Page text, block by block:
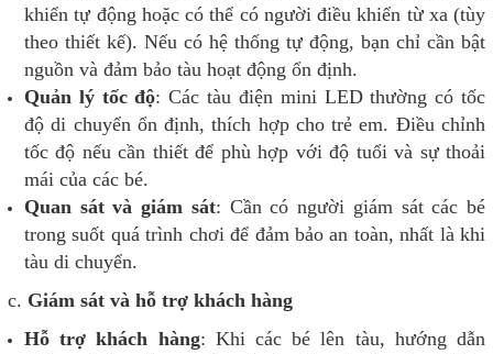
khiển tự động hoặc có thể có người điều khiển từ xa (tùy
theo thiết kế). Nếu có hệ thống tự động, bạn chỉ cần bật
nguồn và đảm bảo tàu hoạt động ổn định.
Quản lý tốc độ: Các tàu điện mini LED thường có tốc
độ di chuyển ổn định, thích hợp cho trẻ em. Điều chỉnh
tốc độ nếu cần thiết để phù hợp với độ tuổi và sự thoải
mái của các bé.
Quan sát và giám sát: Cần có người giám sát các bé
trong suốt quá trình chơi để đảm bảo an toàn, nhất là khi
tàu di chuyển.
c. Giám sát và hỗ trợ khách hàng
Hỗ trợ khách hàng: Khi các bé lên tàu, hướng dẫn